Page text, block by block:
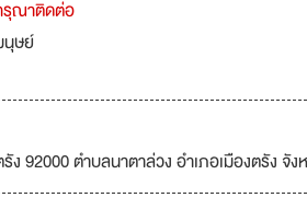
รุณาติดต่อ
ษย์
92000 ตำบลนาตาล่วง อำเภอเมืองตรัง จัง